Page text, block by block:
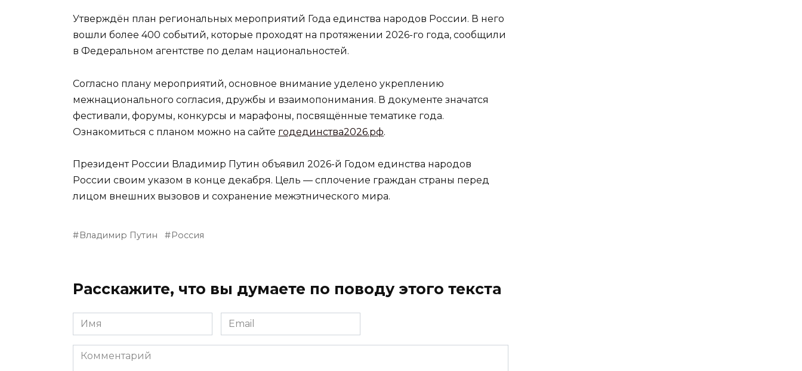
Утверждён план региональных мероприятий Года единства народов России. В него
вошли более 400 событий, которые проходят на протяжении 2026-го года, сообщили
в Федеральном агентстве по делам национальностей.
Согласно плану мероприятий, основное внимание уделено укреплению
межнационального согласия, дружбы и взаимопонимания. В документе значатся
фестивали, форумы, конкурсы и марафоны, посвящённые тематике года.
Ознакомиться с планом можно на сайте годединства2026.рф.
Президент России Владимир Путин объявил 2026-й Годом единства народов
России своим указом в конце декабря. Цель — сплочение граждан страны перед
лицом внешних вызовов и сохранение межэтнического мира.
Владимир Путин Россия
Расскажите, что вы думаете по поводу этого текста
Имя Email
Комментарий